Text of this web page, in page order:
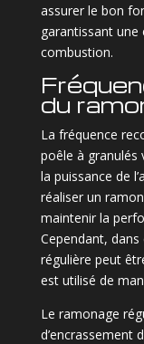
assurer le bon
garantissant une
combustion.
du
La fréquence
poêle à granulés
la puissance de
réaliser un
maintenir la
Cependant,
régulière peut
est utilisé de
Le ramonage
d’encrassement